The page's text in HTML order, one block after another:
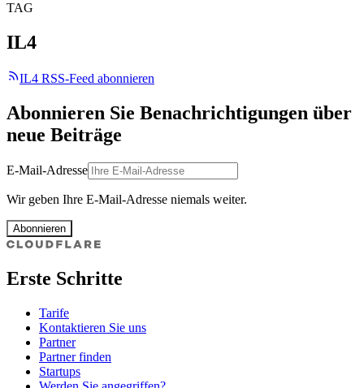
TAG
IL4
IL4 RSS-Feed abonnieren
Abonnieren Sie Benachrichtigungen über
neue Beiträge
E-Mail-Adresse
Wir geben Ihre E-Mail-Adresse niemals weiter.
Abonnieren
Erste Schritte
Tarife
Kontaktieren Sie uns
Partner
Partner finden
Startups